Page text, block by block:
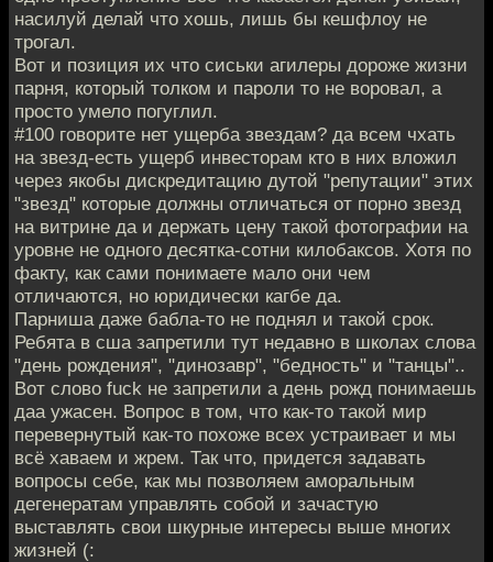
насилуй делай что хошь, лишь бы кешфлоу не
трогал.
Вот и позиция их что сиськи агилеры дороже жизни
парня, который толком и пароли то не воровал, а
просто умело погуглил.
#100 говорите нет ущерба звездам? да всем чхать
на звезд-есть ущерб инвесторам кто в них вложил
через якобы дискредитацию дутой "репутации" этих
"звезд" которые должны отличаться от порно звезд
на витрине да и держать цену такой фотографии на
уровне не одного десятка-сотни килобаксов. Хотя по
факту, как сами понимаете мало они чем
отличаются, но юридически кагбе да.
Парниша даже бабла-то не поднял и такой срок.
Ребята в сша запретили тут недавно в школах слова
"день рождения", "динозавр", "бедность" и "танцы"..
Вот слово fuck не запретили а день рожд понимаешь
даа ужасен. Вопрос в том, что как-то такой мир
перевернутый как-то похоже всех устраивает и мы
всё хаваем и жрем. Так что, придется задавать
вопросы себе, как мы позволяем аморальным
дегенератам управлять собой и зачастую
выставлять свои шкурные интересы выше многих
жизней (: